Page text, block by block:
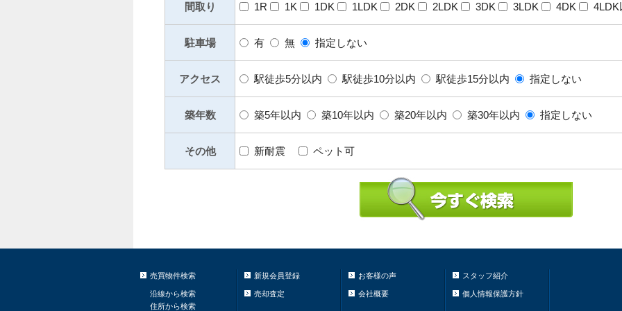
間取り 1R 1K 1DK 1LDK 2DK 2LDK 3DK 3LDK 4DK 4LDK
駐車場 有 無 指定しない
アクセス 駅徒歩5分以内 駅徒歩10分以内 駅徒歩15分以内 指定しない
築年数 築5年以内 築10年以内 築20年以内 築30年以内 指定しない
その他 新耐震 ペット可
売買物件検索
沿線から検索
住所から検索
新規会員登録
売却査定
お客様の声
会社概要
スタッフ紹介
個人情報保護方針